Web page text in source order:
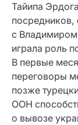
Тайипа
посредников,
с
играла роль
В первые
переговоры
позже
ООН
о вывозе